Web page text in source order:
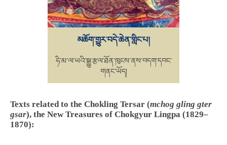
མཆོག་གྱུར་བདེ་ཆེན་གླིང་པ།
ཧི་མ་ལ་ཡའི་སྒྱུ་རྩལ་ཐོན་ཁུངས་ནས་བདག་དབང་
གནང་ཡོད།
Texts related to the Chokling Tersar (mchog gling gter
gsar), the New Treasures of Chokgyur Lingpa (1829–
1870):